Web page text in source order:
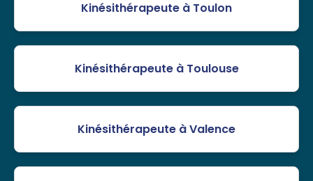
Kinésithérapeute à Toulon
Kinésithérapeute à Toulouse
Kinésithérapeute à Valence